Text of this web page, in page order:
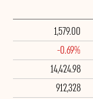
1,579.00
-0.69%
14,424.98
912,328